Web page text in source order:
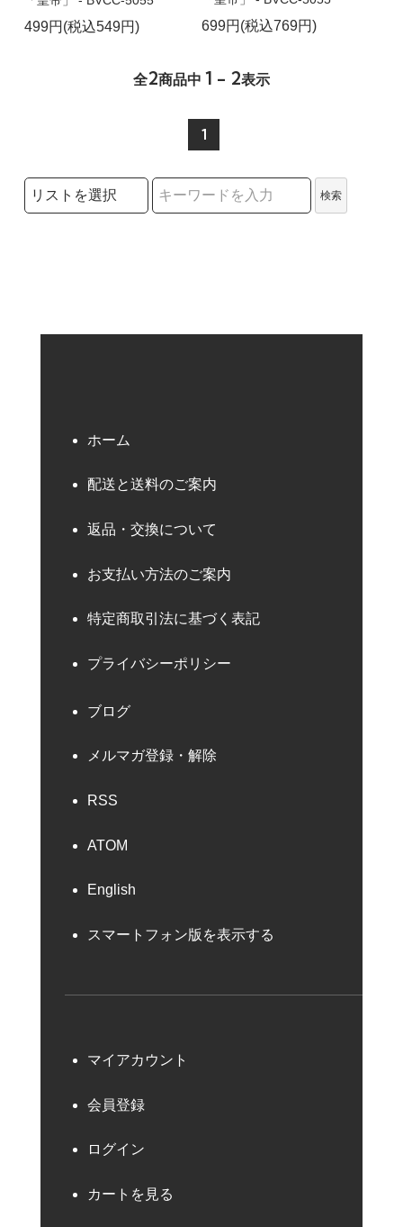
499円(税込549円) 699円(税込769円)
全2商品中 1 - 2表示
1
検索リストの選択
検索
ホーム
配送と送料のご案内
返品・交換について
お支払い方法のご案内
特定商取引法に基づく表記
プライバシーポリシー
ブログ
メルマガ登録・解除
RSS
ATOM
English
スマートフォン版を表示する
マイアカウント
会員登録
ログイン
カートを見る